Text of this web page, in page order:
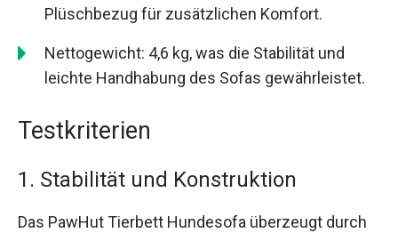
Plüschbezug für zusätzlichen Komfort.
Nettogewicht: 4,6 kg, was die Stabilität und
leichte Handhabung des Sofas gewährleistet.
Testkriterien
1. Stabilität und Konstruktion
Das PawHut Tierbett Hundesofa überzeugt durch